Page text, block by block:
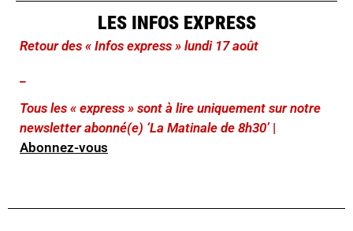
LES INFOS EXPRESS
Retour des « Infos express » lundi 17 août
Tous les « express » sont à lire uniquement sur notre
newsletter abonné(e) ‘La Matinale de 8h30’ |
Abonnez-vous